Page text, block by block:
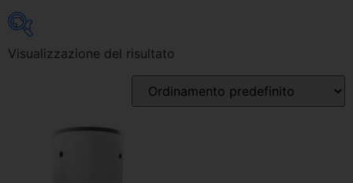
Inizia a digitare per attivare la ricerca
Visualizzazione del risultato